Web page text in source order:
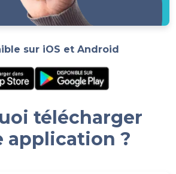
sur iOS et Android
télécharger
application ?